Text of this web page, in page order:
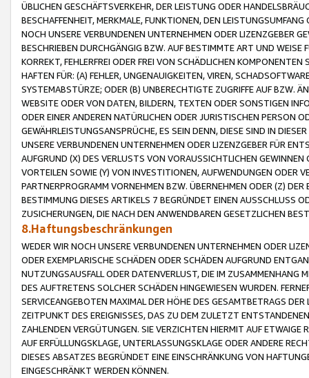
ÜBLICHEN GESCHÄFTSVERKEHR, DER LEISTUNG ODER
BESCHAFFENHEIT, MERKMALE, FUNKTIONEN, DEN
NOCH UNSERE VERBUNDENEN UNTERNEHMEN ODER LIZENZGEBER
BESCHRIEBEN DURCHGÄNGIG BZW. AUF BESTIMMTE ART UND
KORREKT, FEHLERFREI ODER FREI VON SCHÄDLICHEN
HAFTEN FÜR: (A) FEHLER, UNGENAUIGKEITEN, VIREN,
SYSTEMABSTÜRZE; ODER (B) UNBERECHTIGTE ZUGRIFFE AUF BZW.
WEBSITE ODER VON DATEN, BILDERN, TEXTEN ODER SONSTIGEN
ODER EINER ANDEREN NATÜRLICHEN ODER JURISTISCHEN PERSON
GEWÄHRLEISTUNGSANSPRÜCHE, ES SEIN DENN, DIESE SIND IN
UNSERE VERBUNDENEN UNTERNEHMEN ODER LIZENZGEBER FÜR
AUFGRUND (X) DES VERLUSTS VON VORAUSSICHTLICHEN
VORTEILEN SOWIE (Y) VON INVESTITIONEN, AUFWENDUNGEN ODER
PARTNERPROGRAMM VORNEHMEN BZW. ÜBERNEHMEN ODER (Z)
BESTIMMUNG DIESES ARTIKELS 7 BEGRÜNDET EINEN AUSSCHLUSS
ZUSICHERUNGEN, DIE NACH DEN ANWENDBAREN GESETZLICHEN
8.Haftungsbeschränkungen
WEDER WIR NOCH UNSERE VERBUNDENEN UNTERNEHMEN ODER
ODER EXEMPLARISCHE SCHÄDEN ODER SCHÄDEN AUFGRUND
NUTZUNGSAUSFALL ODER DATENVERLUST, DIE IM ZUSAMMENHANG
DES AUFTRETENS SOLCHER SCHÄDEN HINGEWIESEN WURDEN.
SERVICEANGEBOTEN MAXIMAL DER HÖHE DES GESAMTBETRAGS
ZEITPUNKT DES EREIGNISSES, DAS ZU DEM ZULETZT
ZAHLENDEN VERGÜTUNGEN. SIE VERZICHTEN HIERMIT AUF
AUF ERFÜLLUNGSKLAGE, UNTERLASSUNGSKLAGE ODER ANDERE
DIESES ABSATZES BEGRÜNDET EINE EINSCHRÄNKUNG VON
EINGESCHRÄNKT WERDEN KÖNNEN.